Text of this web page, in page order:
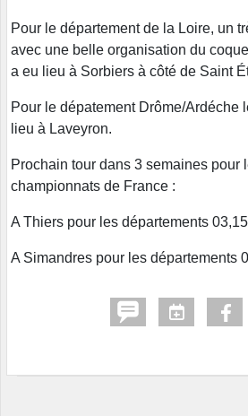
Pour le département de la Loire, un
avec une belle organisation du
a eu lieu à Sorbiers à côté de Saint
Pour le dépatement Drôme/Ardéche
lieu à Laveyron.
Prochain tour dans 3 semaines pour
championnats de France :
A Thiers pour les départements
A Simandres pour les départements